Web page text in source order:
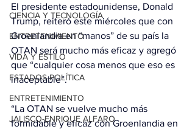
CIENCIA Y TECNOLOGÍA
ENTRETENIMIENTO
VIDA Y ESTILO
ESTADOS-POLÍTICA
ENTRETENIMIENTO
JALISCO-ENRIQUE ALFARO
El presidente estadounidense, Donald
Trump, reiteró este miércoles que con
Groenlandia en “manos” de su país la
OTAN será mucho más eficaz y agregó
que “cualquier cosa menos que eso es
inaceptable”.
“La OTAN se vuelve mucho más
formidable y eficaz con Groenlandia en